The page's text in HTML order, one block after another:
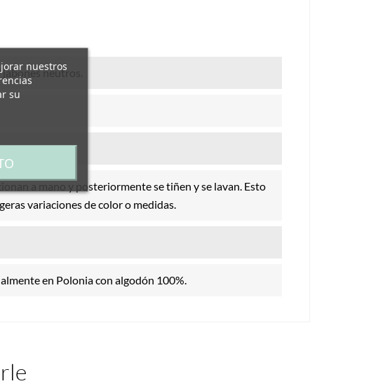
neutros.
a mano y posteriormente se tiñen y se lavan. Esto
variaciones de color o medidas.
en Polonia con algodón 100%.
nuestros
su